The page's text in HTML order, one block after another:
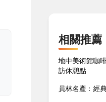
相關推薦
地中美術館咖
訪休憩點
員林名產：經